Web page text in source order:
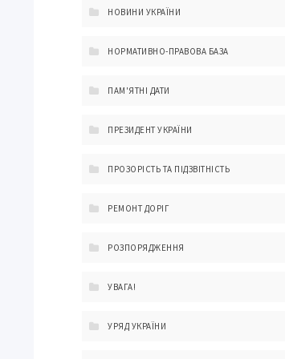
НОВИНИ УКРАЇНИ
НОРМАТИВНО-ПРАВОВА БАЗА
ПАМ'ЯТНІ ДАТИ
ПРЕЗИДЕНТ УКРАЇНИ
ПРОЗОРІСТЬ ТА ПІДЗВІТНІСТЬ
РЕМОНТ ДОРІГ
РОЗПОРЯДЖЕННЯ
УВАГА!
УРЯД УКРАЇНИ